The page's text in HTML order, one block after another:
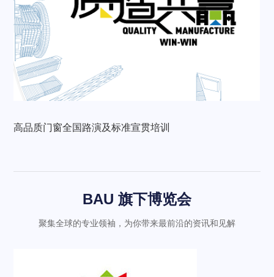
高品质门窗全国路演及标准宣贯培训
BAU 旗下博览会
聚集全球的专业领袖，为你带来最前沿的资讯和见解